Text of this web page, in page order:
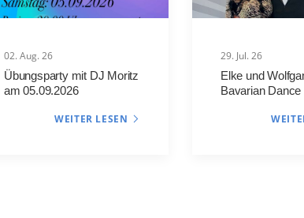
02. Aug. 26
Übungsparty mit DJ Moritz
am 05.09.2026
WEITER LESEN
29. Jul. 26
Elke und
Bavarian